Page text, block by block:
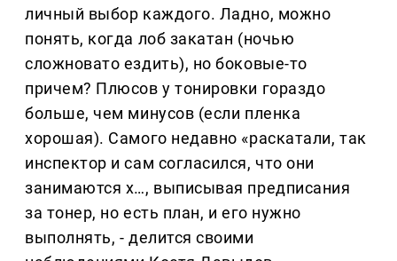
личный выбор каждого. Ладно, можно
понять, когда лоб закатан (ночью
сложновато ездить), но боковые-то
причем? Плюсов у тонировки гораздо
больше, чем минусов (если пленка
хорошая). Самого недавно «раскатали, так
инспектор и сам согласился, что они
занимаются х…, выписывая предписания
за тонер, но есть план, и его нужно
выполнять, - делится своими